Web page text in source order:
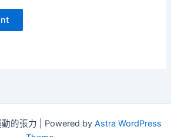
的張力 | Powered by Astra WordPress